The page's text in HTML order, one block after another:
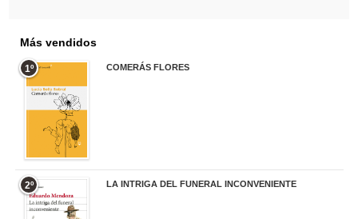
Más vendidos
1º COMERÁS FLORES
2º LA INTRIGA DEL FUNERAL INCONVENIENTE